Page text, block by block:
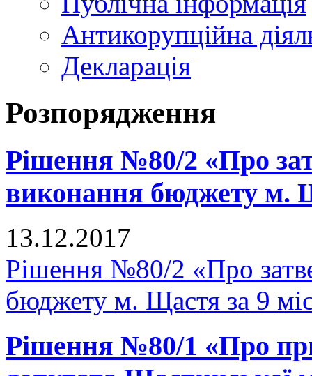
Антикорупційна
Декларація
Розпорядження
Рішення №80/2 «Про
виконання бюджету м.
13.12.2017
Рішення №80/2 «Про
бюджету м. Щастя за 9
Рішення №80/1 «Про